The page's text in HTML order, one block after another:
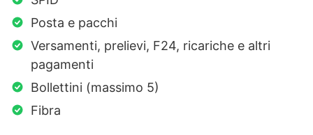
Posta e pacchi
Versamenti, prelievi, F24, ricariche e altri
pagamenti
Bollettini (massimo 5)
Fibra